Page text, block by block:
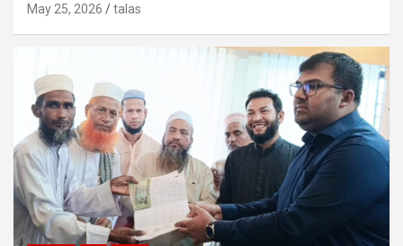
May 25, 2026 talas